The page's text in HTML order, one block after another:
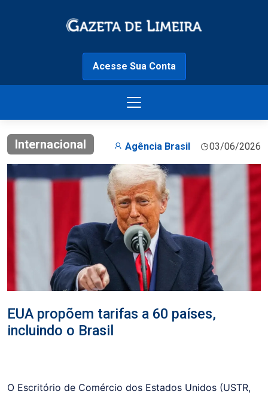
Acesse Sua Conta
Internacional Agência Brasil 03/06/2026
EUA propõem tarifas a 60 países,
incluindo o Brasil
O Escritório de Comércio dos Estados Unidos (USTR,